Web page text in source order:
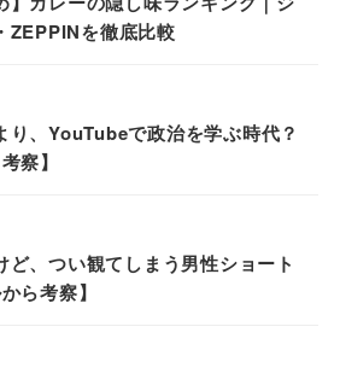
ZEPPINを徹底比較
り、YouTubeで政治を学ぶ時代？
察】
ど、つい観てしまう男性ショート
ら考察】